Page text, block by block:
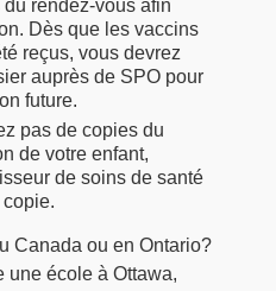
rendez-vous afin
Dès que les vaccins
reçus, vous devrez
auprès de SPO pour
future.
pas de copies du
de votre enfant,
de soins de santé
Canada ou en Ontario?
une école à Ottawa,